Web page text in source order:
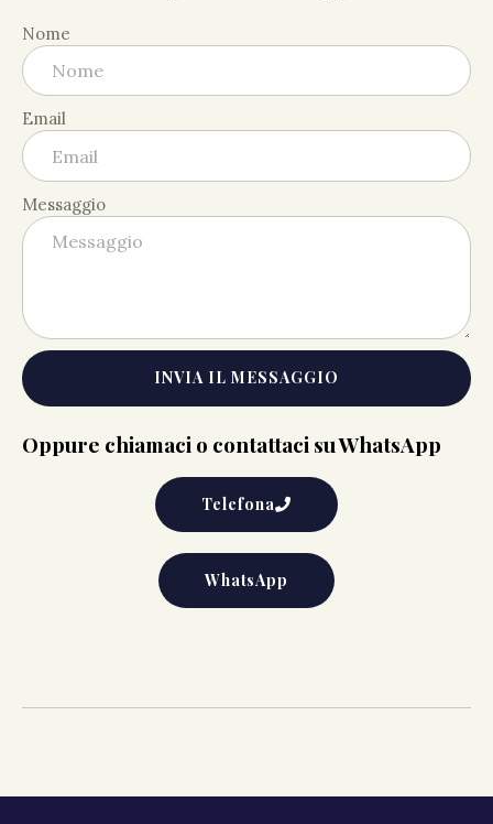
Nome
Email
Messaggio
INVIA IL MESSAGGIO
Oppure chiamaci o contattaci su WhatsApp
Telefona
WhatsApp